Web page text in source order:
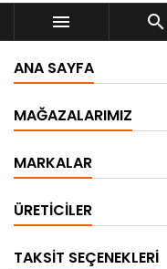
 
ANA SAYFA
MAĞAZALARIMIZ
MARKALAR
ÜRETICILER
TAKSIT SEÇENEKLERI